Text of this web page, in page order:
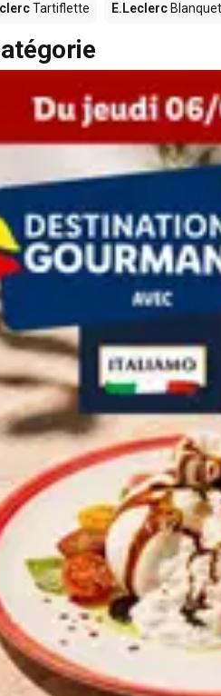
Tartiflette E.Leclerc